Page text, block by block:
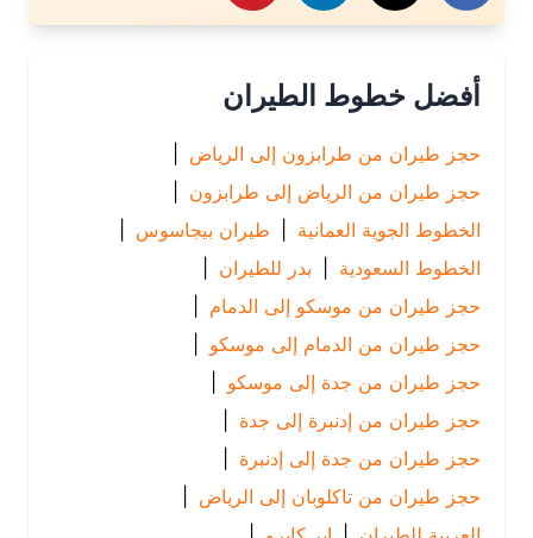
أفضل خطوط الطيران
حجز طيران من طرابزون إلى الرياض
|
حجز طيران من الرياض إلى طرابزون |
الخطوط الجوية العمانية | طيران بيجاسوس |
الخطوط السعودية | بدر للطيران |
حجز طيران من موسكو إلى الدمام
|
حجز طيران من الدمام إلى موسكو |
حجز طيران من جدة إلى موسكو |
حجز طيران من إدنبرة إلى جدة
حجز طيران من جدة إلى إدنبرة |
حجز طيران من تاكلوبان إلى الرياض
|